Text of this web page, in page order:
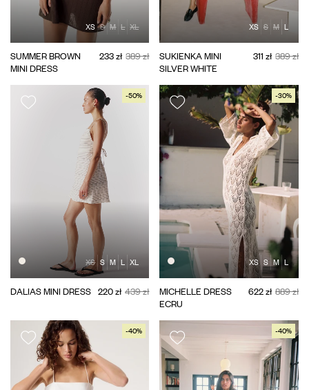
XS S M L XL
SUMMER BROWN
MINI DRESS
233 zł 389 zł
XS S M L
SUKIENKA MINI
SILVER WHITE
311 zł 389 zł
XS S M L XL
-50%
DALIAS MINI DRESS 220 zł 439 zł
XS S M L
-30%
MICHELLE DRESS
ECRU
622 zł 889 zł
-40% -40%